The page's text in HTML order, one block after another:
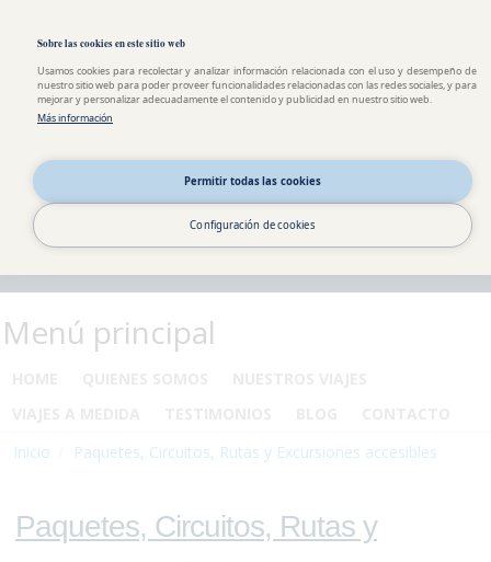
Sobre las cookies en este sitio web
Usamos cookies para recolectar y analizar información relacionada con el uso y desempeño de
nuestro sitio web para poder proveer funcionalidades relacionadas con las redes sociales, y para
mejorar y personalizar adecuadamente el contenido y publicidad en nuestro sitio web.
Más información
Permitir todas las cookies
Configuración de cookies
Menú principal
Inicio
Paquetes, Circuitos, Rutas y Excursiones accesibles
Paquetes, Circuitos, Rutas y